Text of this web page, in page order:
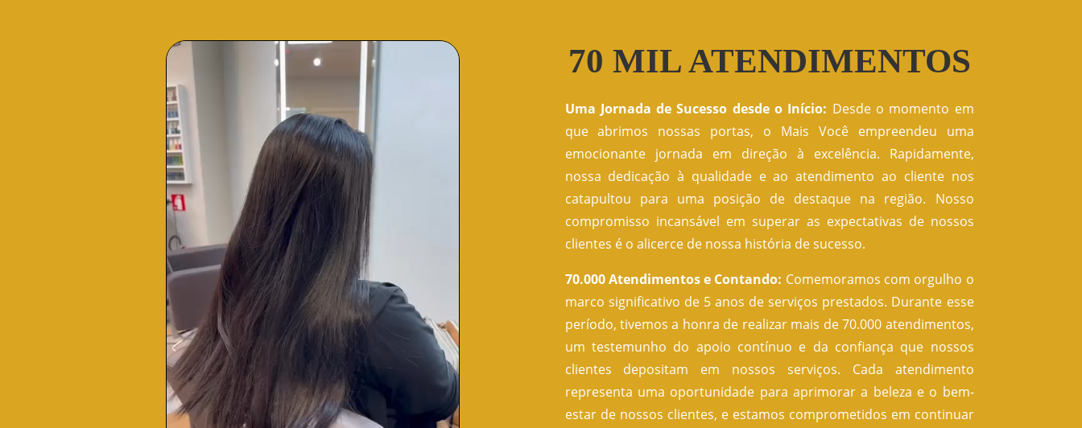
70 MIL ATENDIMENTOS
Uma Jornada de Sucesso desde o Início: Desde o momento em
que abrimos nossas portas, o Mais Você empreendeu uma
emocionante jornada em direção à excelência. Rapidamente,
nossa dedicação à qualidade e ao atendimento ao cliente nos
catapultou para uma posição de destaque na região. Nosso
compromisso incansável em superar as expectativas de nossos
clientes é o alicerce de nossa história de sucesso.
70.000 Atendimentos e Contando: Comemoramos com orgulho o
marco significativo de 5 anos de serviços prestados. Durante esse
período, tivemos a honra de realizar mais de 70.000 atendimentos,
um testemunho do apoio contínuo e da confiança que nossos
clientes depositam em nossos serviços. Cada atendimento
representa uma oportunidade para aprimorar a beleza e o bem-
estar de nossos clientes, e estamos comprometidos em continuar